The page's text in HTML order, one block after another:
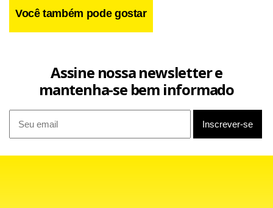
Você também pode gostar
Assine nossa newsletter e
mantenha-se bem informado